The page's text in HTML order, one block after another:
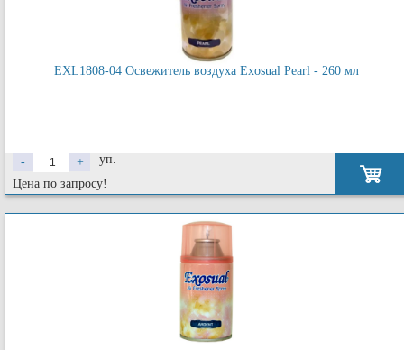
EXL1808-04 Освежитель воздуха Exosual Pearl - 260 мл
- +
уп.
Цена по запросу!